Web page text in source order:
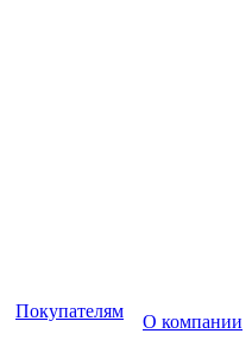
Покупателям
О компании